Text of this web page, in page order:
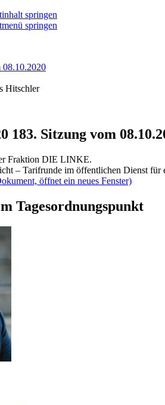
springen
springen
08.10.2020
Hitschler
183. Sitzung vom
Fraktion DIE LINKE.
– Tarifrunde im öffentlichen Dienst für
öffnet ein neues Fenster)
Tagesordnungspunkt